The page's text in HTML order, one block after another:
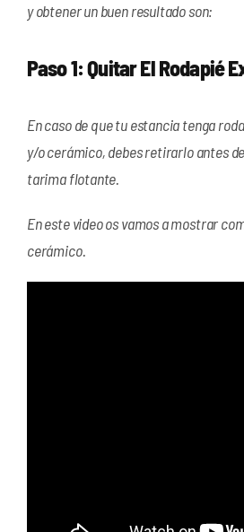
y obtener un buen resultado son:
Paso 1:Quitar El Rodapié
En caso de que tu estancia tenga
y/o cerámico, debes retirarlo antes
tarima flotante.
En este video os vamos a mostrar
cerámico.